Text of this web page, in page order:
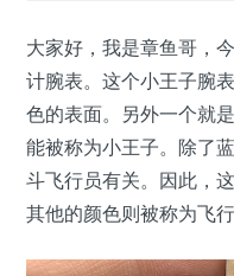
大家好，我是章鱼哥，
计腕表。这个小王子腕
色的表面。另外一个就
能被称为小王子。除了
斗飞行员有关。因此，
其他的颜色则被称为飞行